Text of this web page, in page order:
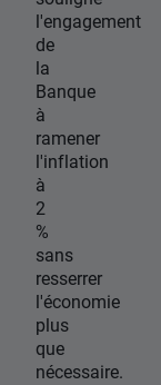
l'engagement
de
la
Banque
à
ramener
l'inflation
à
2
%
sans
resserrer
l'économie
plus
que
nécessaire.